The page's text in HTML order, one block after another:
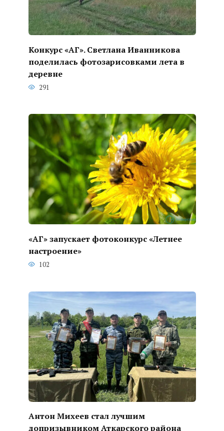
Конкурс «АГ». Светлана Иванникова
поделилась фотозарисовками лета в
деревне
291
«АГ» запускает фотоконкурс «Летнее
настроение»
102
Антон Михеев стал лучшим
допризывником Аткарского района